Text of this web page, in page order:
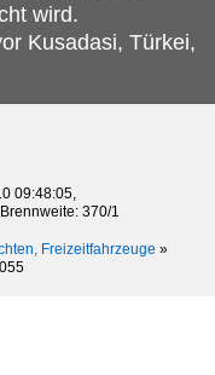
wird.
Kusadasi, Türkei,
09:48:05,
370/1
Freizeitfahrzeuge »